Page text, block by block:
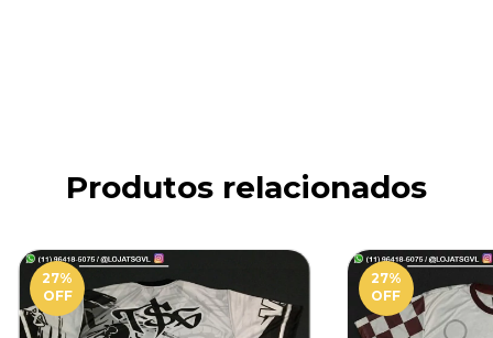
Produtos relacionados
27%
OFF
27%
OFF